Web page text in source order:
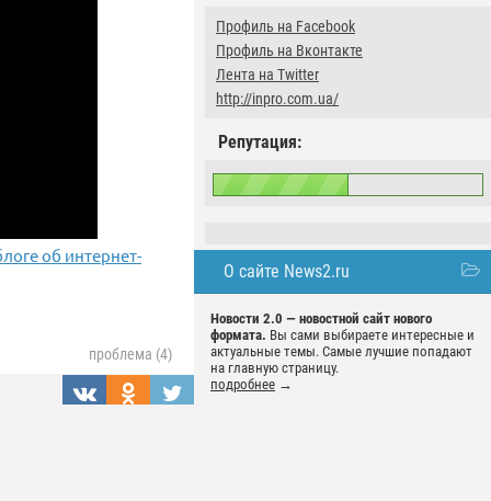
Профиль на Facebook
Профиль на Вконтакте
Лента на Twitter
http://inpro.com.ua/
Репутация:
О сайте News2.ru
Новости 2.0 — новостной сайт нового
формата. Вы сами выбираете интересные и
актуальные темы. Самые лучшие попадают
на главную страницу.
подробнее →
об интернет-
проблема (4)